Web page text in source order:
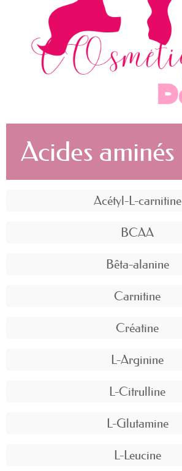
Acides aminés
Acétyl-L-carnitine
BCAA
Bêta-alanine
Carnitine
Créatine
L-Arginine
L-Citrulline
L-Glutamine
L-Leucine